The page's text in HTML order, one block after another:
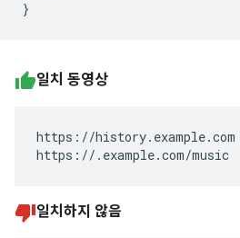
일치 동영상
https://history.example.com
https://.example.com/music
일치하지 않음